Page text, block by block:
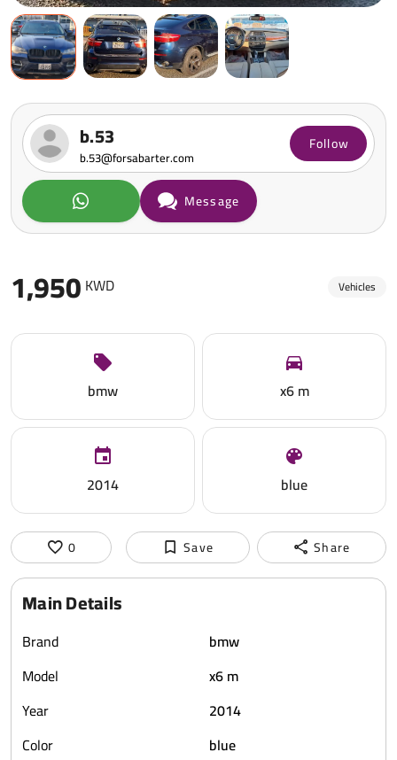
1,950 KWD Vehicles
bmw x6 m
2014 blue
0 Save Share
Main Details
Brand
bmw
Model
x6 m
Year
2014
Color
blue
b.53
b.53@forsabarter.com
Follow
Message